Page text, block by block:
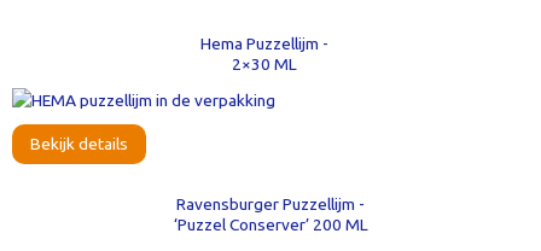
Hema Puzzellijm -
2×30 ML
Bekijk details
Ravensburger Puzzellijm -
‘Puzzel Conserver’ 200 ML